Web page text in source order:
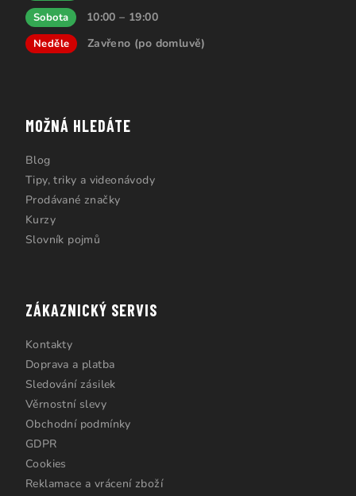
Sobota 10:00 – 19:00
Neděle Zavřeno (po domluvě)
MOŽNÁ HLEDÁTE
Blog
Tipy, triky a videonávody
Prodávané značky
Kurzy
Slovník pojmů
ZÁKAZNICKÝ SERVIS
Kontakty
Doprava a platba
Sledování zásilek
Věrnostní slevy
Obchodní podmínky
GDPR
Cookies
Reklamace a vrácení zboží